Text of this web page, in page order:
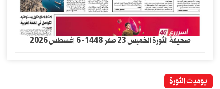
صحيفة الثورة الخميس 23 صفر 1448- 6 اغسطس 2026
يوميات الثورة